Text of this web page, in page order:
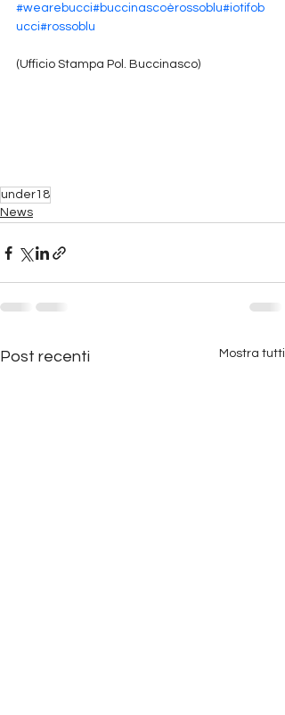
#wearebucci#buccinascoèrossoblu#iotifob
ucci#rossoblu
(Ufficio Stampa Pol. Buccinasco)
under18
News
Post recenti Mostra tutti